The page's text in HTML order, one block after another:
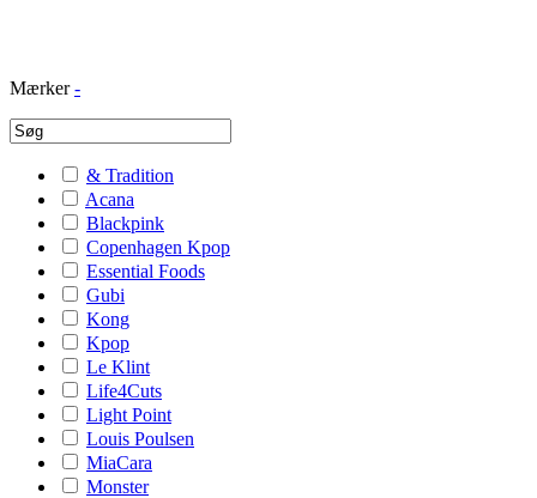
Mærker -
& Tradition
Acana
Blackpink
Copenhagen Kpop
Essential Foods
Gubi
Kong
Kpop
Le Klint
Life4Cuts
Light Point
Louis Poulsen
MiaCara
Monster